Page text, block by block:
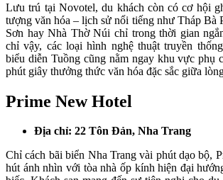
Lưu trú tại Novotel, du khách còn có cơ hội
tượng văn hóa – lịch sử nổi tiếng như Tháp Bà
Sơn hay Nhà Thờ Núi chỉ trong thời gian
chỉ vậy, các loại hình nghệ thuật truyền
biểu diễn Tuồng cũng nằm ngay khu vực phụ
phút giây thưởng thức văn hóa đặc sắc giữa
Prime New Hotel
Địa chỉ: 22 Tôn Đản, Nha Trang
Chỉ cách bãi biển Nha Trang vài phút dạo bộ,
hút ánh nhìn với tòa nhà ốp kính hiện đại